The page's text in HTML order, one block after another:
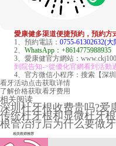
愛康健多渠道便捷預約，預約方
1、預約電話： 0755-61302632(
2、 WhatsApp：+8614775988935
3、愛康健官方網站：
到院告知->從優化官網看到活動
4、官方微信小程序：搜索【深圳
看牙活动点击获取详情
了解价格获取看牙费用
相关阅读
深圳杜牙根收费贵吗?爱
传统杜牙根和显微杜牙
根管治疗后为什么要做
相关医师推荐